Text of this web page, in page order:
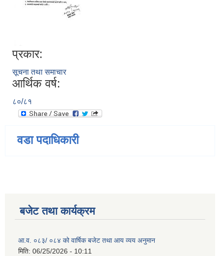
प्रकार:
सूचना तथा समाचार
आर्थिक वर्ष:
८०/८१
वडा पदाधिकारी
बजेट तथा कार्यक्रम
आ.व. ०८३/ ०८४ को वार्षिक बजेट तथा आय व्यय अनुमान
मिति: 06/25/2026 - 10:11